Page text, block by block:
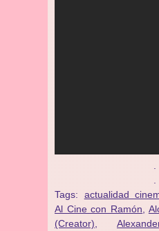
Tags: actualidad
Al Cine con Ramón
(Creator)